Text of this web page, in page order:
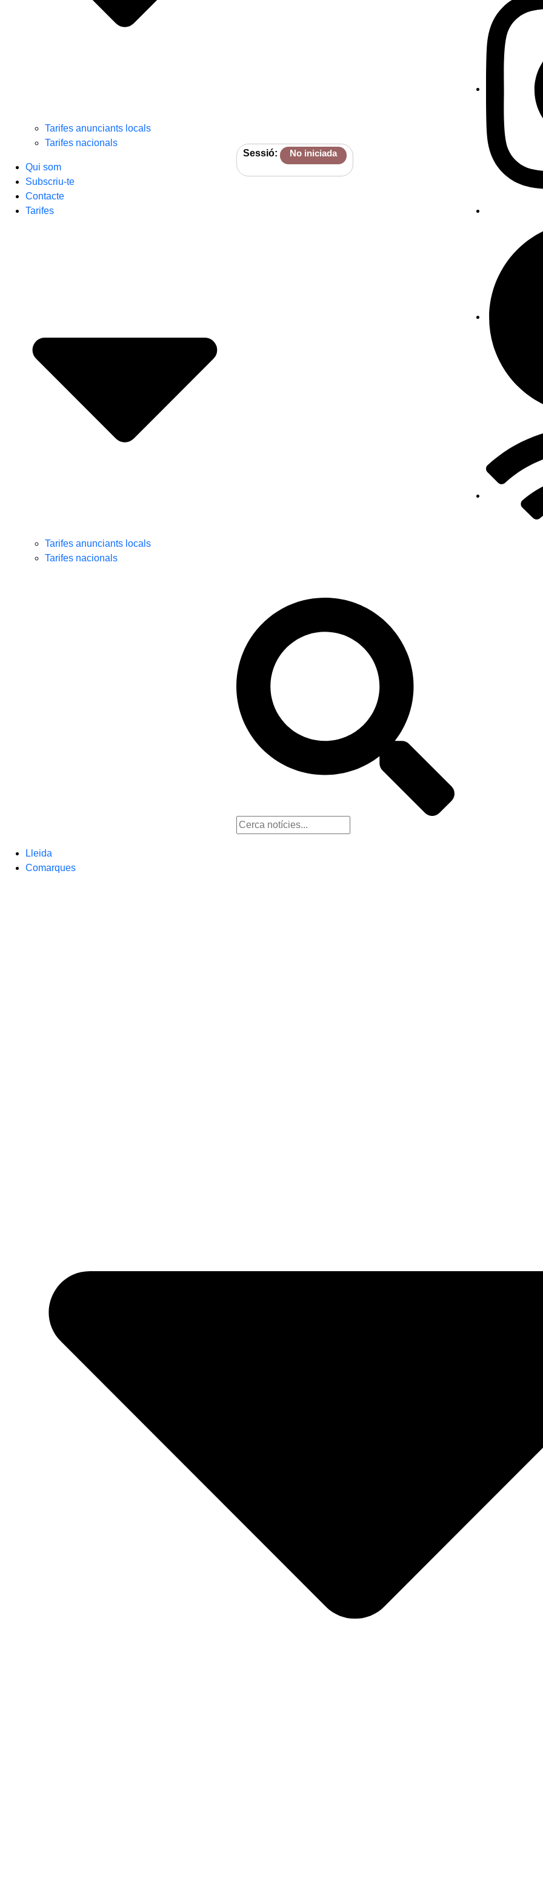
Tarifes anunciants locals
Tarifes nacionals
Qui som
Subscriu-te
Contacte
Tarifes
Tarifes anunciants locals
Tarifes nacionals
Sessió: No iniciada
Lleida
Comarques